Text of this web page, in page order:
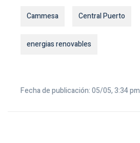
Cammesa Central Puerto
energias renovables
Fecha de publicación: 05/05, 3:34 pm